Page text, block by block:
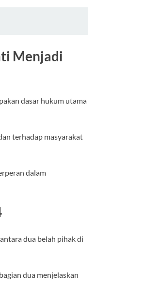
Menjadi
dasar hukum utama
terhadap masyarakat
dalam
dua belah pihak di
dua menjelaskan